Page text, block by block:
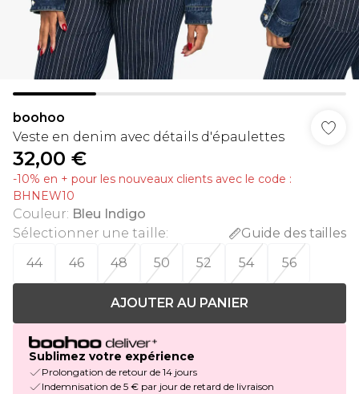
boohoo
Veste en denim avec détails d'épaulettes
32,00 €
-10% en + pour les nouveaux clients avec le code :
BHNEW10
Couleur: Bleu Indigo
Sélectionner une taille:
Guide des tailles
44
46 48 50 52 54 56
AJOUTER AU PANIER
Sublimez votre expérience
Prolongation de retour de 14 jours
Indemnisation de 5 € par jour de retard de livraison